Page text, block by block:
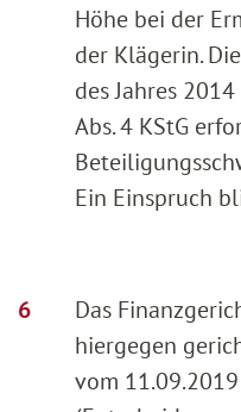
Höhe bei der
der Klägerin.
des Jahres
Abs. 4 KStG
Ein Einspruch
Das
hiergegen
vom